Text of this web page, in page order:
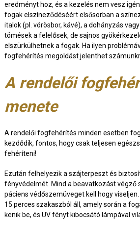
eredményt hoz, és a kezelés nem vesz
fogak elszíneződéséért elsősorban a
italok (pl. vörösbor, kávé), a dohányzás
tömések a felelősek, de sajnos
elszürkülhetnek a fogak. Ha ilyen
fogfehérítés megoldást jelenthet
A rendelői
menete
A rendelői fogfehérítés minden esetben
kezdődik, fontos, hogy csak teljesen
fehéríteni!
Ezután felhelyezik a szájterpeszt és
fényvédelmét. Mind a beavatkozást végző
páciens védőszemüveget kell hogy
15 perces szakaszból áll, amely során a
kenik be, és UV fényt kibocsátó lámpával